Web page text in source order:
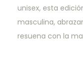
unisex, esta
masculina,
resuena con la